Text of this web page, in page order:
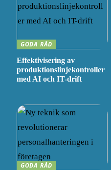
GODA RÅD
Effektivisering av
produktionslinjekontroller
med AI och IT-drift
GODA RÅD